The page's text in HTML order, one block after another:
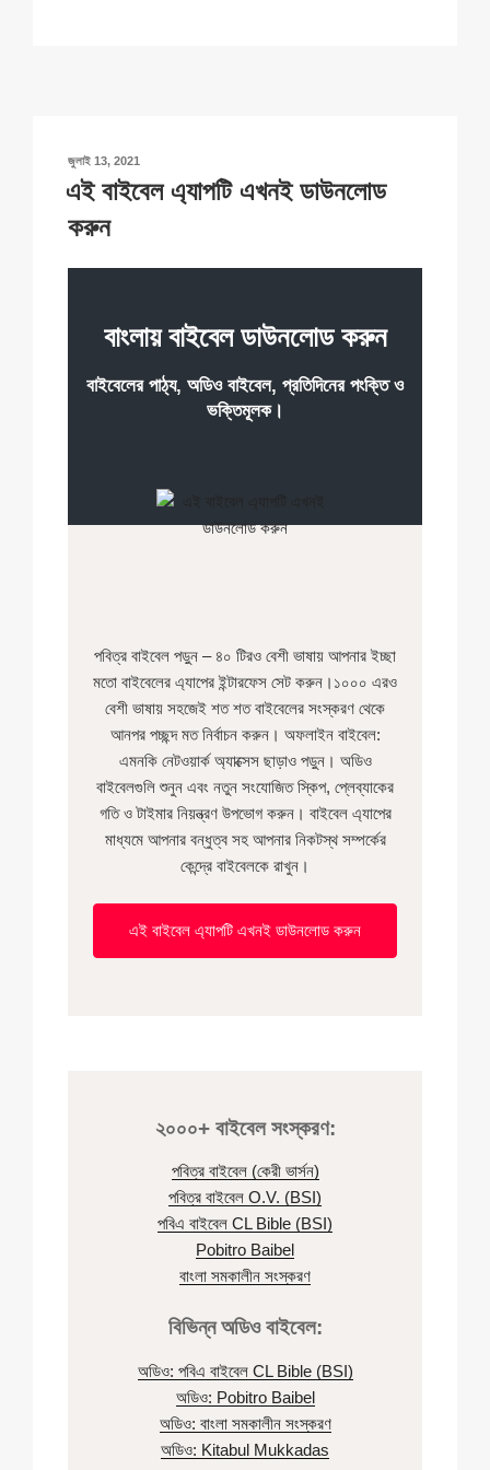
n
k
o
p
at
POSTED
ON
জুলাই 13, 2021
এই বাইবেল এ্যাপটি এখনই ডাউনলোড
করুন
বাংলায় বাইবেল ডাউনলোড করুন
বাইবেলের পাঠ্য, অডিও বাইবেল, প্রতিদিনের পংক্তি ও
ভক্তিমূলক।
পবিত্র বাইবেল পড়ুন – ৪০ টিরও বেশী ভাষায় আপনার ইচ্ছা
মতো বাইবেলের এ্যাপের ইন্টারফেস সেট করুন।১০০০ এরও
বেশী ভাষায় সহজেই শত শত বাইবেলের সংস্করণ থেকে
আনপর পচ্ছন্দ মত নির্বাচন করুন। অফলাইন বাইবেল:
এমনকি নেটওয়ার্ক অ্যাক্সেস ছাড়াও পড়ুন। অডিও
বাইবেলগুলি শুনুন এবং নতুন সংযোজিত ‍স্কিপ, প্লেব্যাকের
গতি ও টাইমার নিয়ন্ত্রণ উপভোগ করুন। বাইবেল এ্যাপের
মাধ্যমে আপনার বন্ধুত্ব সহ আপনার নিকটস্থ সম্পর্কের
কেন্দ্রে বাইবেলকে রাখুন।
এই বাইবেল এ্যাপটি এখনই ডাউনলোড করুন
২০০০+ বাইবেল সংস্করণ:
পবিত্র বাইবেল (কেরী ভার্সন)
পবিত্র বাইবেল O.V. (BSI)
পবিএ বাইবেল CL Bible (BSI)
Pobitro Baibel
বাংলা সমকালীন সংস্করণ
বিভিন্ন অডিও বাইবেল:
অডিও: পবিএ বাইবেল CL Bible (BSI)
অডিও: Pobitro Baibel
অডিও: বাংলা সমকালীন সংস্করণ
অডিও: Kitabul Mukkadas